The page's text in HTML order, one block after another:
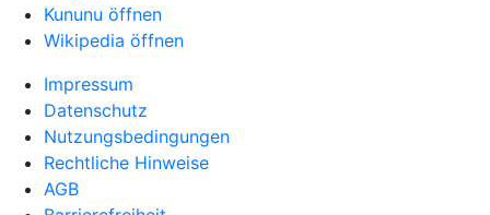
Kununu öffnen
Wikipedia öffnen
Impressum
Datenschutz
Nutzungsbedingungen
Rechtliche Hinweise
AGB